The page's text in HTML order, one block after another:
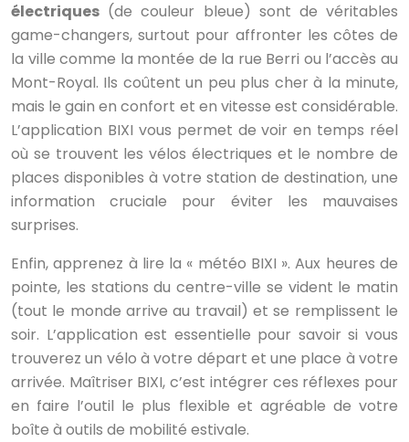
électriques (de couleur bleue) sont de véritables
game-changers, surtout pour affronter les côtes de
la ville comme la montée de la rue Berri ou l’accès au
Mont-Royal. Ils coûtent un peu plus cher à la minute,
mais le gain en confort et en vitesse est considérable.
L’application BIXI vous permet de voir en temps réel
où se trouvent les vélos électriques et le nombre de
places disponibles à votre station de destination, une
information cruciale pour éviter les mauvaises
surprises.
Enfin, apprenez à lire la « météo BIXI ». Aux heures de
pointe, les stations du centre-ville se vident le matin
(tout le monde arrive au travail) et se remplissent le
soir. L’application est essentielle pour savoir si vous
trouverez un vélo à votre départ et une place à votre
arrivée. Maîtriser BIXI, c’est intégrer ces réflexes pour
en faire l’outil le plus flexible et agréable de votre
boîte à outils de mobilité estivale.